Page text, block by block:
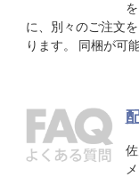
に、別々のご注文
ります。 同梱が可